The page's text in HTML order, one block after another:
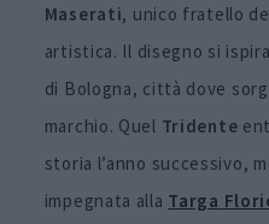
Maserati, unico fratello
artistica. Il disegno si
di Bologna, città dove
marchio. Quel Tridente
storia l’anno successivo,
impegnata alla Targa